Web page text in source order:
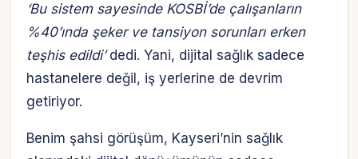
‘Bu sistem sayesinde KOSBİ’de çalışanların
%40’ında şeker ve tansiyon sorunları erken
teşhis edildi’dedi. Yani, dijital sağlık sadece
hastanelere değil, iş yerlerine de devrim
getiriyor.
Benim şahsi görüşüm, Kayseri’nin sağlık